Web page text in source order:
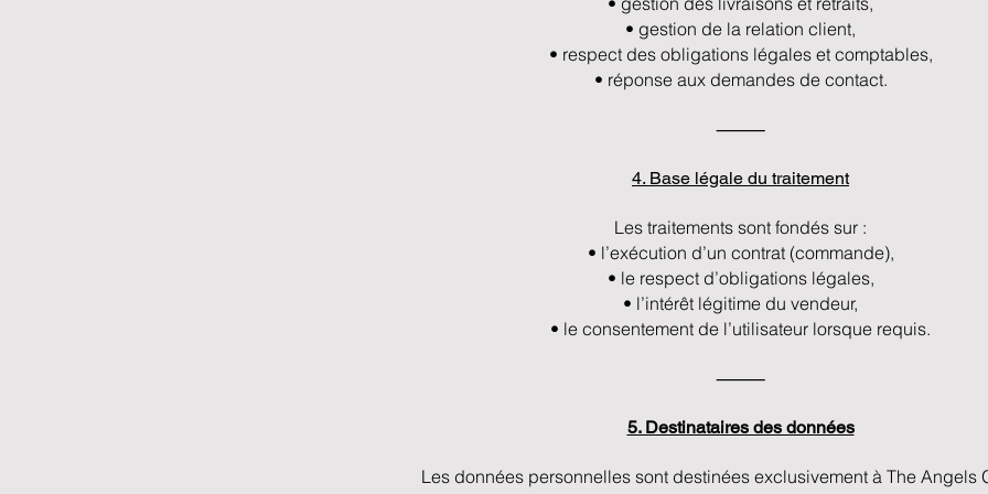
• gestion de la relation client,
• respect des obligations légales et comptables,
• réponse aux demandes de contact.
⸻
4. Base légale du traitement
Les traitements sont fondés sur :
• l’exécution d’un contrat (commande),
• le respect d’obligations légales,
• l’intérêt légitime du vendeur,
• le consentement de l’utilisateur lorsque requis.
⸻
5. Destinataires des données
Les données personnelles sont destinées exclusivement à The Angels